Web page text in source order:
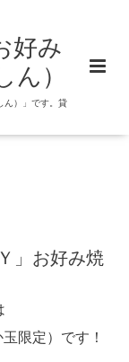
好み
ん）
ん）」です。貸
」お好み焼
限定）です！